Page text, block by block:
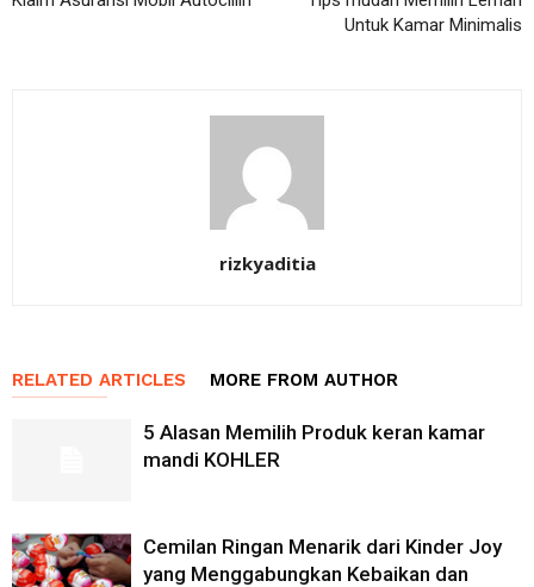
Untuk Kamar Minimalis
rizkyaditia
RELATED ARTICLES MORE FROM AUTHOR
5 Alasan Memilih Produk keran kamar
mandi KOHLER
Cemilan Ringan Menarik dari Kinder Joy
yang Menggabungkan Kebaikan dan